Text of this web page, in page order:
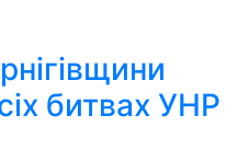
битвах УНР